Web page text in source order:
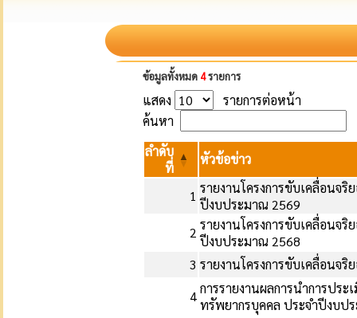
ข้อมูลทั้งหมด 4รายการ
แสดง
รายการต่อหน้า
ค้นหา
ลำดับ
ที่
หัวข้อข่าว
1 รายงานโครงการขับเคลื่อนจ
ปีงบประมาณ 2569
2 รายงานโครงการขับเคลื่อนจ
ปีงบประมาณ 2568
3 รายงานโครงการขับเคลื่อนจ
4การรายงานผลการนำการปร
ทรัพยากรบุคคล ประจำปีงบป